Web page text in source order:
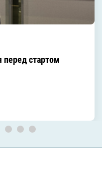
перед стартом